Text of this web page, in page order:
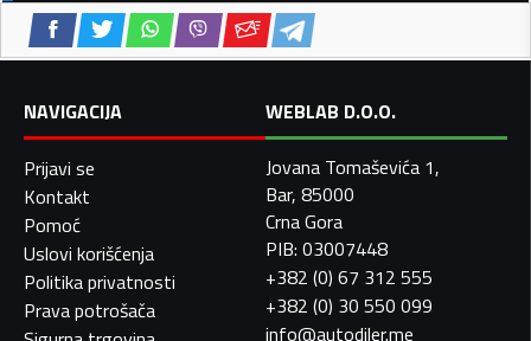
NAVIGACIJA
Prijavi se
Kontakt
Pomoć
Uslovi korišćenja
Politika privatnosti
Prava potrošača
WEBLAB D.O.O.
Jovana Tomaševića 1,
Bar, 85000
Crna Gora
PIB: 03007448
+382 (0) 67 312 555
+382 (0) 30 550 099
info@autodiler.me